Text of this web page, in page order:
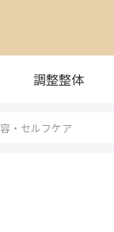
調整整体
・セルフケア